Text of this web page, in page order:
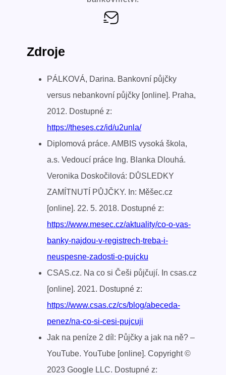
Zdroje
PÁLKOVÁ, Darina. Bankovní půjčky
versus nebankovní půjčky [online]. Praha,
2012. Dostupné z:
https://theses.cz/id/u2unla/
Diplomová práce. AMBIS vysoká škola,
a.s. Vedoucí práce Ing. Blanka Dlouhá.
Veronika Doskočilová: DŮSLEDKY
ZAMÍTNUTÍ PŮJČKY. In: Měšec.cz
[online]. 22. 5. 2018. Dostupné z:
https://www.mesec.cz/aktuality/co-o-vas-
banky-najdou-v-registrech-treba-i-
neuspesne-zadosti-o-pujcku
CSAS.cz. Na co si Češi půjčují. In csas.cz
[online]. 2021. Dostupné z:
https://www.csas.cz/cs/blog/abeceda-
penez/na-co-si-cesi-pujcuji
Jak na peníze 2 díl: Půjčky a jak na ně? –
YouTube. YouTube [online]. Copyright ©
2023 Google LLC. Dostupné z: